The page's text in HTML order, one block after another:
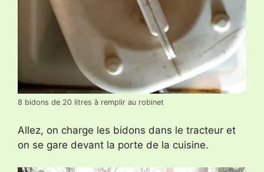
8 bidons de 20 litres à remplir au robinet
Allez, on charge les bidons dans le tracteur et
on se gare devant la porte de la cuisine.